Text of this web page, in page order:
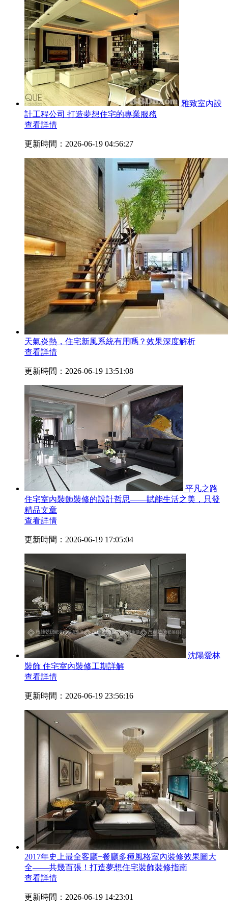
雅致室內設
計工程公司 打造夢想住宅的專業服務
查看詳情
更新時間：2026-06-19 04:56:27
天氣炎熱，住宅新風系統有用嗎？效果深度解析
查看詳情
更新時間：2026-06-19 13:51:08
平凡之路
住宅室內裝飾裝修的設計哲思——賦能生活之美，只發
精品文章
查看詳情
更新時間：2026-06-19 17:05:04
沈陽愛林
裝飾 住宅室內裝修工期詳解
查看詳情
更新時間：2026-06-19 23:56:16
2017年史上最全客廳+餐廳多種風格室內裝修效果圖大
全——共幾百張！打造夢想住宅裝飾裝修指南
查看詳情
更新時間：2026-06-19 14:23:01